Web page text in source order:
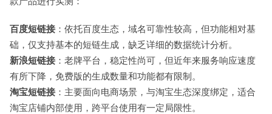
百度短链接 ：依托百度生态，域名可靠性较高，但功能相对基
础，仅支持基本的短链生成，缺乏详细的数据统计分析。
新浪短链接 ：老牌平台，稳定性尚可，但近年来服务响应速度
有所下降，免费版的生成数量和功能都有限制。
淘宝短链接 ：主要面向电商场景，与淘宝生态深度绑定，适合
淘宝店铺内部使用，跨平台使用有一定局限性。